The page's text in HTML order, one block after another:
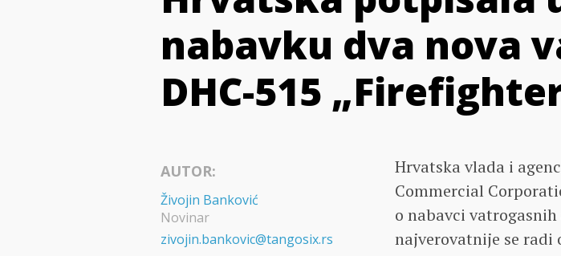
nabavku dva nova
DHC-515
Hrvatska vlada i
Commercial
o nabavci
najverovatnije se radi
AUTOR:
Živojin Banković
Novinar
zivojin.bankovic@tangosix.rs